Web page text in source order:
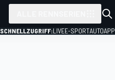
SCHNELLZUGRIFF:LIVEE-SPORTAUTOAPP